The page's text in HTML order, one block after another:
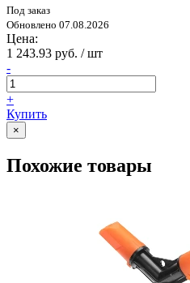
Под заказ
Обновлено 07.08.2026
Цена:
1 243.93 руб. / шт
-
+
Купить
×
Похожие товары